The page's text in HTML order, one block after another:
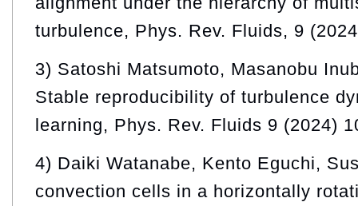
turbulence, Phys. Rev. Fluids, 9
3) Satoshi Matsumoto, Masanobu
Stable reproducibility of turbulence
learning, Phys. Rev. Fluids 9 (2024)
4) Daiki Watanabe, Kento Eguchi,
convection cells in a horizontally